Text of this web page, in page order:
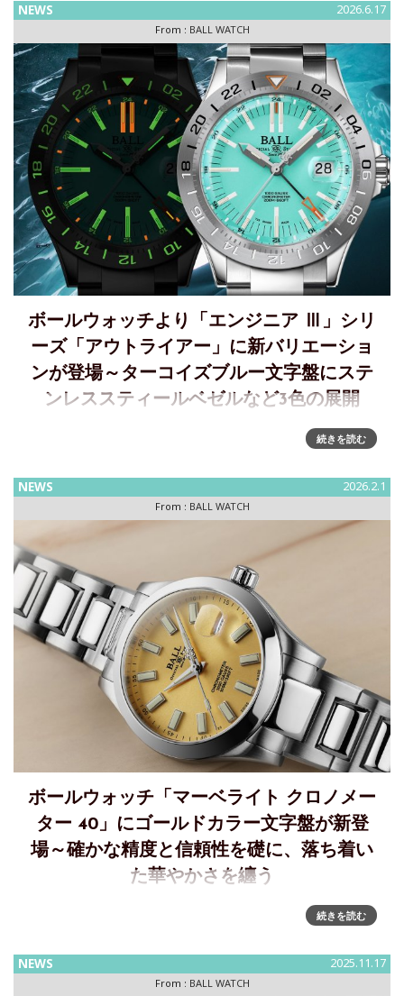
れた『PEANUTS』は、コミックの枠を超えて世界中で愛され
続け
NEWS 2026.6.17
From : BALL WATCH
ボールウォッチより「エンジニア Ⅲ」シリ
ーズ「アウトライアー」に新バリエーショ
ンが登場～ターコイズブルー文字盤にステ
ンレススティールベゼルなど3色の展開
「異端児」の名を冠したGMTウォッチがさらなる進化～ター
コイズブルー文字盤やペプシベゼル仕様を追加した「アウト
ィカルな機械式時計を展開するボール ウォッチ・ジャパン株
式会社は、先
続きを読む
NEWS 2026.2.1
From : BALL WATCH
ボールウォッチ「マーベライト クロノメー
ター 40」にゴールドカラー文字盤が新登
場～確かな精度と信頼性を礎に、落ち着い
た華やかさを纏う
確かな精度と信頼性を礎に、落ち着いた華やかさを纏う～
「マーベライト クロノメーター 40」にゴールドカラー文字盤
に機能する実用時計を追求し続けるボール ウォッチ・ジャパ
ン株式会社は、
続きを読む
NEWS 2025.11.17
From : BALL WATCH